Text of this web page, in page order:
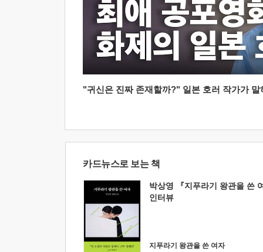
"귀신은 진짜 존재할까?" 일본 호러 작가가
카드뉴스로 보는 책
박상영 『지푸라기 왕관을 쓴
인터뷰
지푸라기 왕관을 쓴 여자